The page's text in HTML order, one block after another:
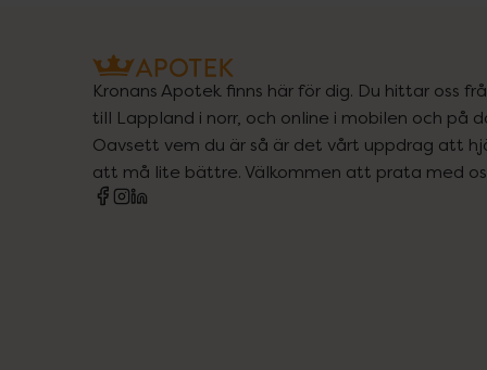
Kronans Apotek finns här för dig. Du hittar oss
till Lappland i norr, och online i mobilen och på
Oavsett vem du är så är det vårt uppdrag att
att må lite bättre. Välkommen att prata med